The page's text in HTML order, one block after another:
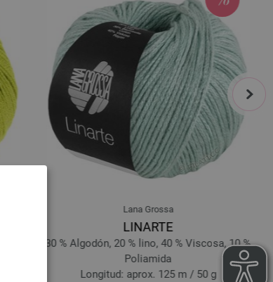
Lana Grossa
LINARTE
30 % Algodón, 20 % lino, 40 % Viscosa, 10 %
Poliamida
Longitud: aprox. 125 m / 50 g
next